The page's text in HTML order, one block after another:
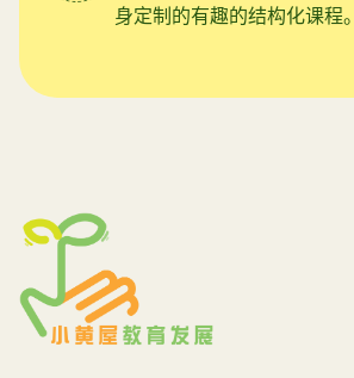
身定制的有趣的结构化课程。